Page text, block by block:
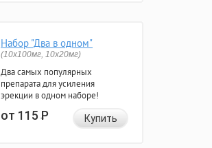
Набор "Два в одном"
(10x100мг, 10x20мг)
Два самых популярных
препарата для усиления
эрекции в одном наборе!
от 115Р Купить